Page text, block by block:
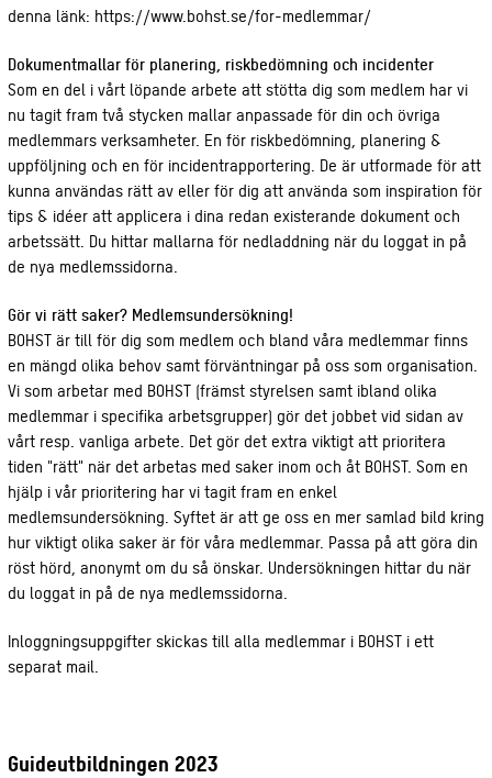
denna länk: https://www.bohst.se/for-medlemmar/
Dokumentmallar för planering, riskbedömning och incidenter
Som en del i vårt löpande arbete att stötta dig som medlem har vi
nu tagit fram två stycken mallar anpassade för din och övriga
medlemmars verksamheter. En för riskbedömning, planering &
uppföljning och en för incidentrapportering. De är utformade för att
kunna användas rätt av eller för dig att använda som inspiration för
tips & idéer att applicera i dina redan existerande dokument och
arbetssätt. Du hittar mallarna för nedladdning när du loggat in på
de nya medlemssidorna.
Gör vi rätt saker? Medlemsundersökning!
BOHST är till för dig som medlem och bland våra medlemmar finns
en mängd olika behov samt förväntningar på oss som organisation.
Vi som arbetar med BOHST (främst styrelsen samt ibland olika
medlemmar i specifika arbetsgrupper) gör det jobbet vid sidan av
vårt resp. vanliga arbete. Det gör det extra viktigt att prioritera
tiden "rätt" när det arbetas med saker inom och åt BOHST. Som en
hjälp i vår prioritering har vi tagit fram en enkel
medlemsundersökning. Syftet är att ge oss en mer samlad bild kring
hur viktigt olika saker är för våra medlemmar. Passa på att göra din
röst hörd, anonymt om du så önskar. Undersökningen hittar du när
du loggat in på de nya medlemssidorna.
Inloggningsuppgifter skickas till alla medlemmar i BOHST i ett
separat mail.
Guideutbildningen 2023